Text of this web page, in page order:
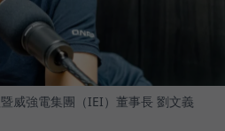
威強電集團（IEI）董事長 劉文義